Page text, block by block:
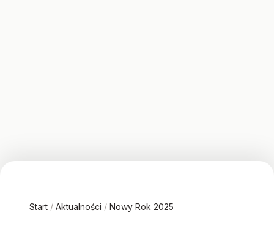
Start / Aktualności / Nowy Rok 2025